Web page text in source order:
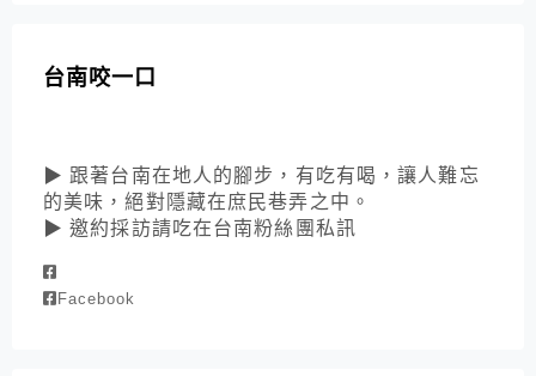
台南咬一口
▶ 跟著台南在地人的腳步，有吃有喝，讓人難忘
的美味，絕對隱藏在庶民巷弄之中。
▶ 邀約採訪請吃在台南粉絲團私訊
Facebook